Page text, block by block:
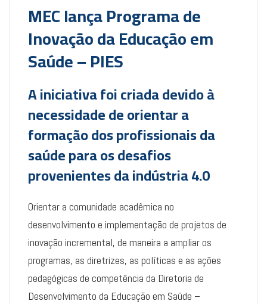
MEC lança Programa de
Inovação da Educação em
Saúde – PIES
A iniciativa foi criada devido à
necessidade de orientar a
formação dos profissionais da
saúde para os desafios
provenientes da indústria 4.0
Orientar a comunidade acadêmica no
desenvolvimento e implementação de projetos de
inovação incremental, de maneira a ampliar os
programas, as diretrizes, as políticas e as ações
pedagógicas de competência da Diretoria de
Desenvolvimento da Educação em Saúde –